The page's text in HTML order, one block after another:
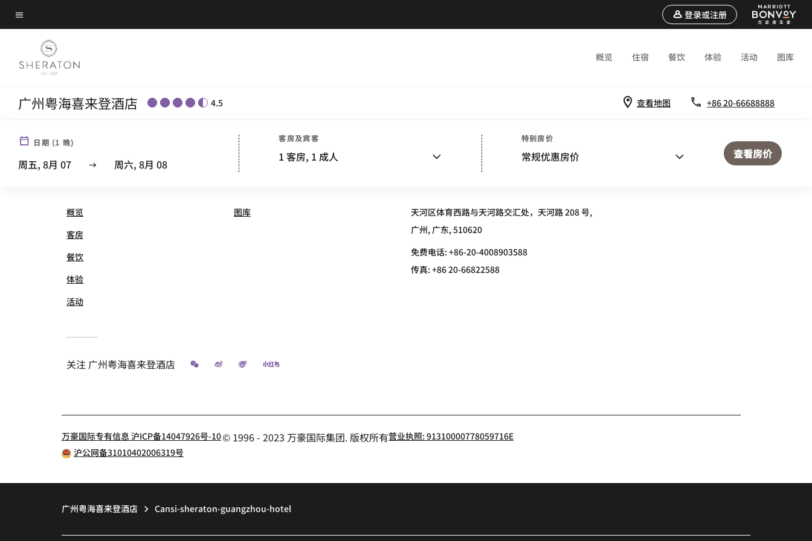
Skip
to
content
菜单文本
登录或注册
概览 住宿 餐饮 体验 活动 图库
广州粤海喜来登酒店 4.5 查看地图 +86 20-66688888
日期 (1 晚)
周五, 8月 07 周六, 8月 08
客房及宾客
1 客房, 1 成人
特别房价
常规优惠房价 查看房价
SHERATON GUANGZHOU HOTEL
概览
客房
餐饮
体验
活动
图库
天河区体育西路与天河路交汇处，天河路 208 号,
广州, 广东, 510620
免费电话:+86-20-4008903588
传真:+86 20-66822588
关注 广州粤海喜来登酒店 微信 微博 飞猪 小红书
万豪国际专有信息 沪ICP备14047926号-10© 1996 - 2023 万豪国际集团. 版权所有营业执照: 91310000778059716E
沪公网备31010402006319号
广州粤海喜来登酒店 Cansi-sheraton-guangzhou-hotel